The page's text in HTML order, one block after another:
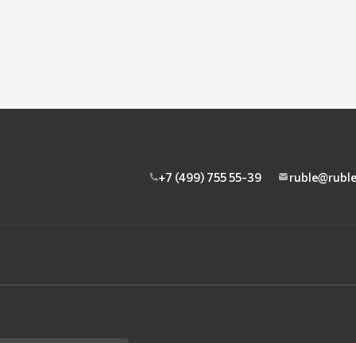
+7 (499) 755 55-39